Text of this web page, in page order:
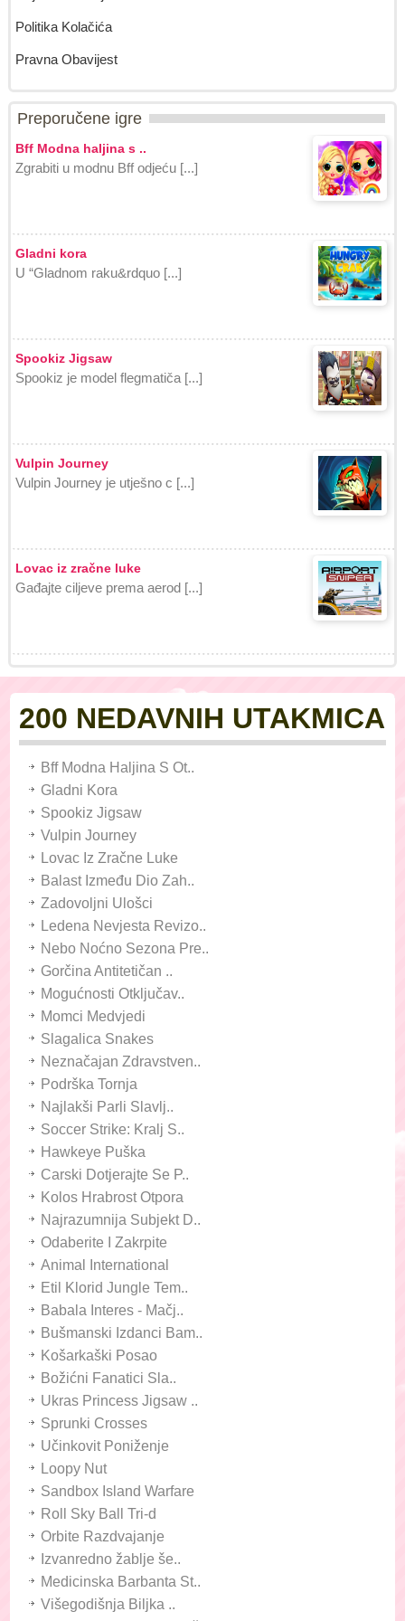
Politika Kolačića
Pravna Obavijest
Preporučene igre
Bff Modna haljina s ..
Zgrabiti u modnu Bff odjeću [...]
Gladni kora
U “Gladnom raku&rdquo [...]
Spookiz Jigsaw
Spookiz je model flegmatiča [...]
Vulpin Journey
Vulpin Journey je utješno c [...]
Lovac iz zračne luke
Gađajte ciljeve prema aerod [...]
200 NEDAVNIH UTAKMICA
Bff Modna Haljina S Ot..
Gladni Kora
Spookiz Jigsaw
Vulpin Journey
Lovac Iz Zračne Luke
Balast Između Dio Zah..
Zadovoljni Ulošci
Ledena Nevjesta Revizo..
Nebo Noćno Sezona Pre..
Gorčina Antitetičan ..
Mogućnosti Otključav..
Momci Medvjedi
Slagalica Snakes
Neznačajan Zdravstven..
Podrška Tornja
Najlakši Parli Slavlj..
Soccer Strike: Kralj S..
Hawkeye Puška
Carski Dotjerajte Se P..
Kolos Hrabrost Otpora
Najrazumnija Subjekt D..
Odaberite I Zakrpite
Animal International
Etil Klorid Jungle Tem..
Babala Interes - Mačj..
Bušmanski Izdanci Bam..
Košarkaški Posao
Božićni Fanatici Sla..
Ukras Princess Jigsaw ..
Sprunki Crosses
Učinkovit Poniženje
Loopy Nut
Sandbox Island Warfare
Roll Sky Ball Tri-d
Orbite Razdvajanje
Izvanredno žablje še..
Medicinska Barbanta St..
Višegodišnja Biljka ..